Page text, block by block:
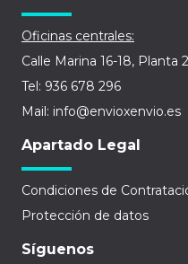
Oficinas centrales:
Calle Marina 16-18,
Tel: 936 678 296
Mail: info@envioxenvio.es
Apartado Legal
Condiciones de
Protección de datos
Síguenos